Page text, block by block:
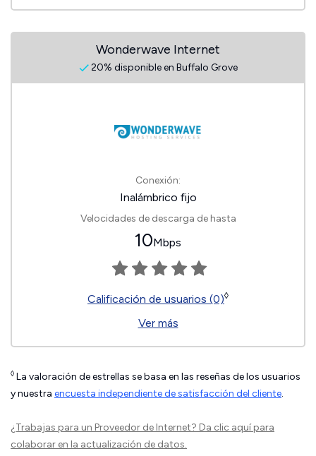
Wonderwave Internet
20% disponible en Buffalo Grove
Conexión:
Inalámbrico fijo
Velocidades de descarga de hasta
10Mbps
Calificación de usuarios (0)◊
Ver más
◊ La valoración de estrellas se basa en las reseñas de los usuarios
y nuestra encuesta independiente de satisfacción del cliente.
¿Trabajas para un Proveedor de Internet? Da clic aquípara
colaborar en la actualización de datos.